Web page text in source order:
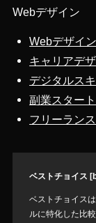
Webデザイン
Webデザイ
キャリアデ
デジタルス
副業スター
フリーラン
ベストチョイス
ベストチョイス
ルに特化した比